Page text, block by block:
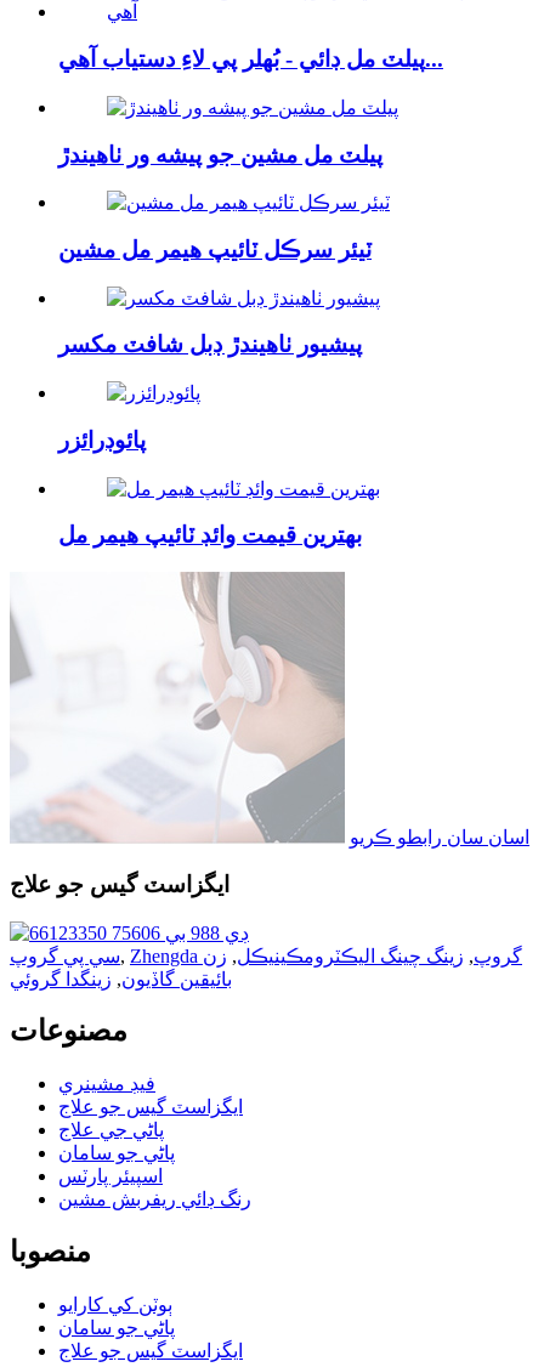
پيلٽ مل ڊائي - بُهلر پي لاءِ دستياب آهي...
پيلٽ مل مشين جو پيشه ور ٺاهيندڙ
ٽيئر سرڪل ٽائيپ هيمر مل مشين
پيشيور ٺاهيندڙ ڊبل شافٽ مکسر
پائوڊرائزر
بهترين قيمت وائڊ ٽائيپ هيمر مل
اسان سان رابطو ڪريو
ايگزاسٽ گيس جو علاج
سي پي گروپ, Zhengda گروپ, زينگ چينگ اليڪٽرومڪينيڪل, زن
بائيقين گاڏيون, زينگدا گروئي
مصنوعات
فيڊ مشينري
ايگزاسٽ گيس جو علاج
پاڻي جي علاج
پاڻي جو سامان
اسپيئر پارٽس
رنگ ڊائي ريفربش مشين
منصوبا
ٻوٽن کي کارايو
پاڻي جو سامان
ايگزاسٽ گيس جو علاج